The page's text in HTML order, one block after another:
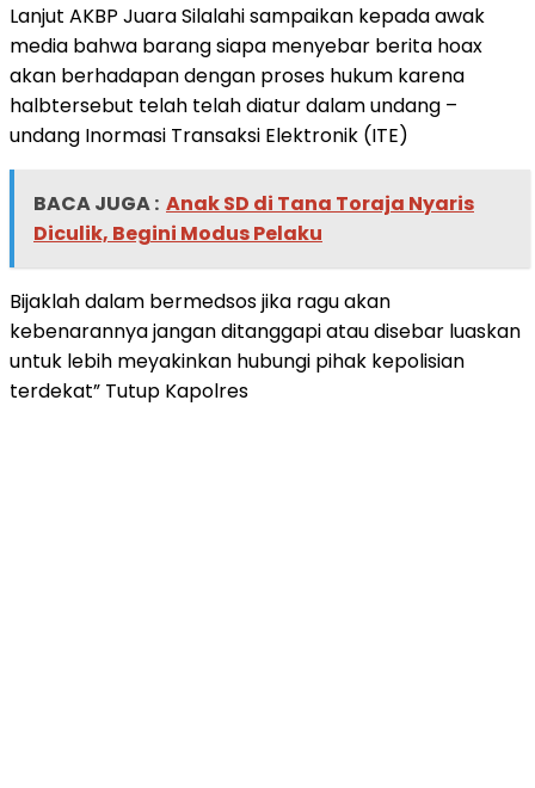
Lanjut AKBP Juara Silalahi sampaikan kepada awak
media bahwa barang siapa menyebar berita hoax
akan berhadapan dengan proses hukum karena
halbtersebut telah telah diatur dalam undang –
undang Inormasi Transaksi Elektronik (ITE)
BACA JUGA : Anak SD di Tana Toraja Nyaris
Diculik, Begini Modus Pelaku
Bijaklah dalam bermedsos jika ragu akan
kebenarannya jangan ditanggapi atau disebar luaskan
untuk lebih meyakinkan hubungi pihak kepolisian
terdekat” Tutup Kapolres